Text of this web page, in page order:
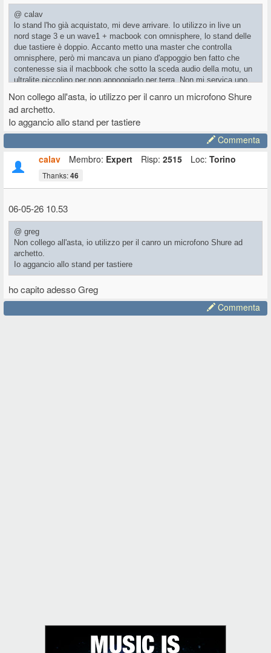
@ calav
lo stand l'ho già acquistato, mi deve arrivare. Io utilizzo in live un
nord stage 3 e un wave1 + macbook con omnisphere, lo stand delle
due tastiere è doppio. Accanto metto una master che controlla
omnisphere, però mi mancava un piano d'appoggio ben fatto che
contenesse sia il macbbook che sotto la sceda audio della motu, un
ultralite piccolino per non appoggiarlo per terra. Non mi servica uno
Non collego all'asta, io utilizzo per il canro un microfono Shure
ad archetto.
Io aggancio allo stand per tastiere
Commenta
calav
Membro: Expert Risp: 2515 Loc: Torino
Thanks:46
06-05-26 10.53
@ greg
Non collego all'asta, io utilizzo per il canro un microfono Shure ad
archetto.
Io aggancio allo stand per tastiere
ho capito adesso Greg
Commenta